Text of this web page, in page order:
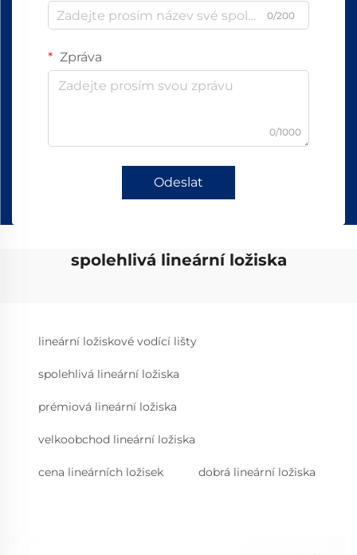
0/200
Zpráva
0/1000
Odeslat
spolehlivá lineární ložiska
lineární ložiskové vodící lišty
spolehlivá lineární ložiska
prémiová lineární ložiska
velkoobchod lineární ložiska
cena lineárních ložisek dobrá lineární ložiska